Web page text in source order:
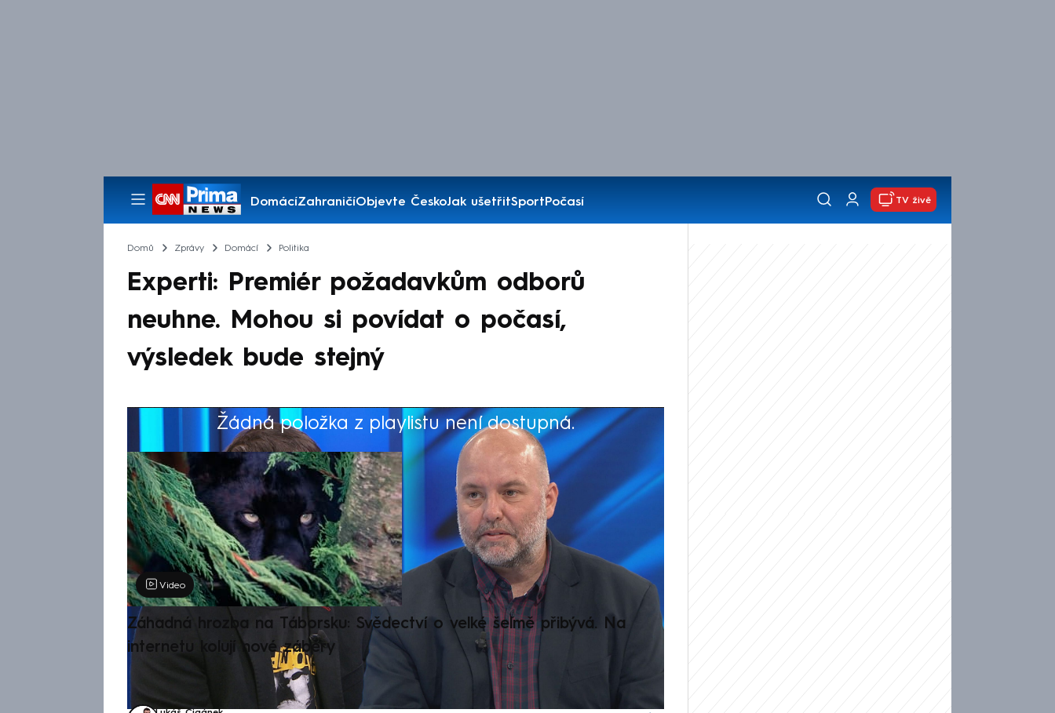
DomácíZahraničíObjevte ČeskoJak ušetřitSportPočasí
Pořady
TV živě
Domů Zprávy Domácí Politika
Experti: Premiér požadavkům odborů
neuhne. Mohou si povídat o počasí,
výsledek bude stejný
Žádná položka z playlistu není dostupná.
Výběr redakce
Video
Záhadná hrozba na Táborsku: Svědectví o velké šelmě přibývá. Na
internetu kolují nové záběry